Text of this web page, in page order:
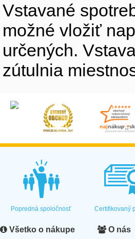
Vstavané
možné vložiť
určených.
zútulnia
Popredná spoločnosť Certifikovaný
Všetko o nákupe O nás